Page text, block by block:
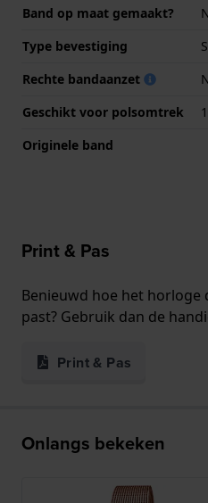
Band op maat gemaakt?
Type bevestiging
Rechte bandaanzet
Geschikt voor polsomtrek
Originele band
Print & Pas
Benieuwd hoe het horloge
past? Gebruik dan de
Print & Pas
Onlangs bekeken